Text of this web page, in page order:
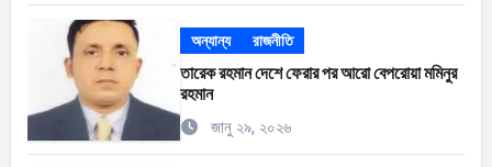
অন্যান্য রাজনীতি
তারেক রহমান দেশে ফেরার পর আরো বেপরোয়া মমিনুর
রহমান
জানু ২৯, ২০২৬